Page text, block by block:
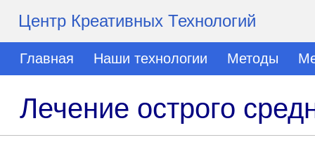
Центр Креативных Технологий
Главная Наши технологии Методы
Лечение острого